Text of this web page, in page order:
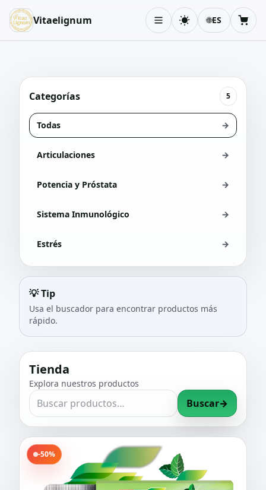
Vitaelignum Cambiar tema
🌐ES
Categorías 5
Todas →
Articulaciones →
Potencia y Próstata →
Sistema Inmunológico →
Estrés →
💡 Tip
Usa el buscador para encontrar productos más
rápido.
Tienda
Explora nuestros productos
Buscar→
-50%